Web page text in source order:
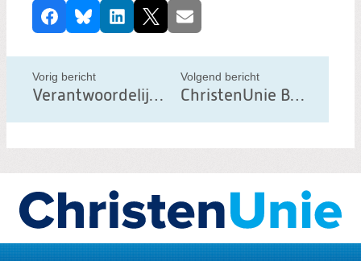
D
e
e
l
d
r
i
c
FacebookBlueskyLinkedIn
X E-mail
Vorig bericht
Verantwoordelijkheid nemen
Volgend bericht
ChristenUnie Best volop actief – én nu ook weer online